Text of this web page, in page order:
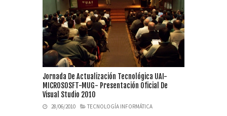
Jornada De Actualización Tecnológica UAI-
MICROSOSFT-MUG- Presentación Oficial De
Visual Studio 2010
28/06/2010 TECNOLOGÍA INFORMÁTICA